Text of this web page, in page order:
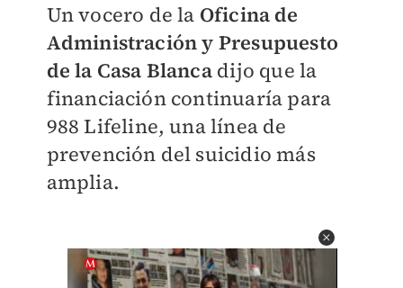
Un vocero de la Oficina de
Administración y Presupuesto
de la Casa Blancadijo que la
financiación continuaría para
988 Lifeline, una línea de
prevención del suicidio más
amplia.